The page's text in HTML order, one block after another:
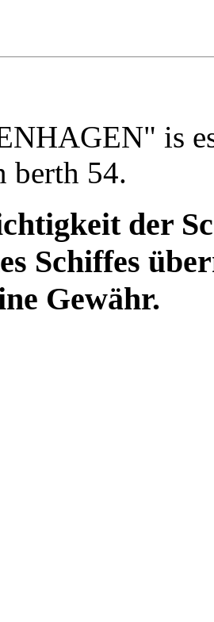
is
berth 54.
der
Schiffes
Gewähr.